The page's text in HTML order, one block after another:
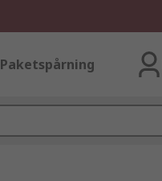
Paketspårning